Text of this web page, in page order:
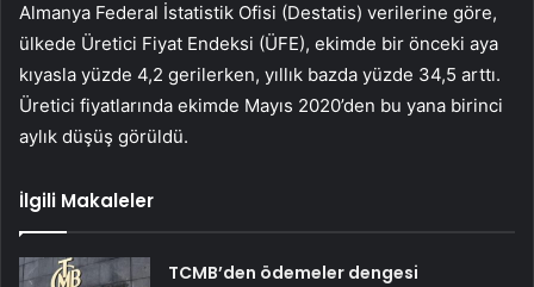
Almanya Federal İstatistik Ofisi (Destatis) verilerine göre,
ülkede Üretici Fiyat Endeksi (ÜFE), ekimde bir önceki aya
kıyasla yüzde 4,2 gerilerken, yıllık bazda yüzde 34,5 arttı.
Üretici fiyatlarında ekimde Mayıs 2020’den bu yana birinci
aylık düşüş görüldü.
İlgili Makaleler
TCMB’den ödemeler dengesi